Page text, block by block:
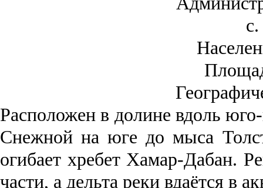
Рас­положен в долине вдоль
Снежной на юге до мыса
огибает хребет Хамар-Дабан.
части, а дельта реки вда­ётся в